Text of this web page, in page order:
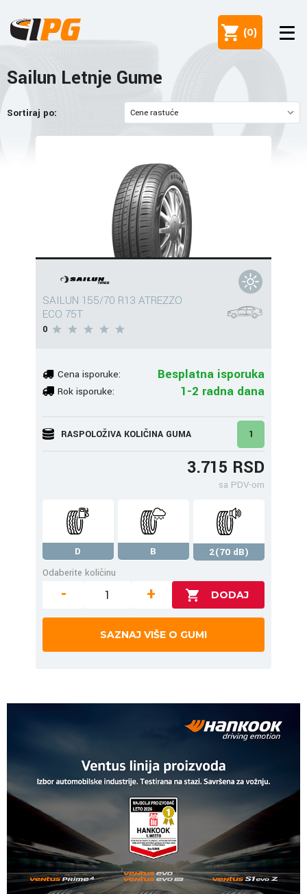
(0)
Sailun Letnje Gume
Sortiraj po:
SAILUN 155/70 R13 ATREZZO
ECO 75T
0
Cena isporuke: Besplatna isporuka
Rok isporuke: 1-2 radna dana
RASPOLOŽIVA KOLIČINA GUMA 1
3.715 RSD
sa PDV-om
D B
2(70 dB)
Odaberite količinu
- +
SAZNAJ VIŠE O GUMI